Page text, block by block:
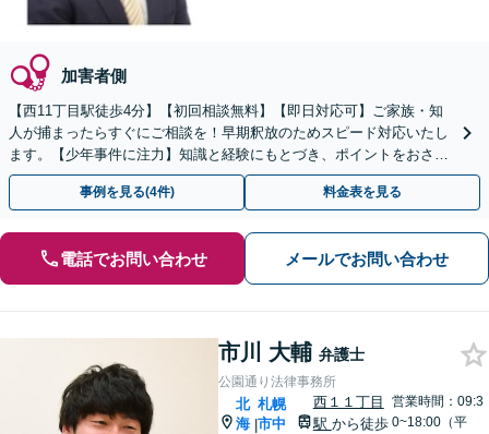
加害者側
【西11丁目駅徒歩4分】【初回相談無料】【即日対応可】ご家族・知
人が捕まったらすぐにご相談を！早期釈放のためスピード対応いたし
ます。【少年事件に注力】知識と経験にもとづき、ポイントをおさえ
た事件処理を実施【完全個室】【休日・夜間相談可】
事例を見る(4件) 料金表を見る
電話でお問い合わせ メールでお問い合わせ
市川 大輔 弁護士
公園通り法律事務所
北
海 |
札幌
市中
西１１丁目
駅 から徒歩
営業時間：09:3
0~18:00（平